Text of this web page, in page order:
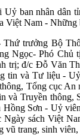
ban nhân
Việt Nam -
Thứ trưởng Bộ
Ngọc- Phó
trị; đ/c Đỗ Văn
tin và Tư liệu -
Tổng cục
và Truyền
Sơn - Uỷ
sách Việt
trang, sinh